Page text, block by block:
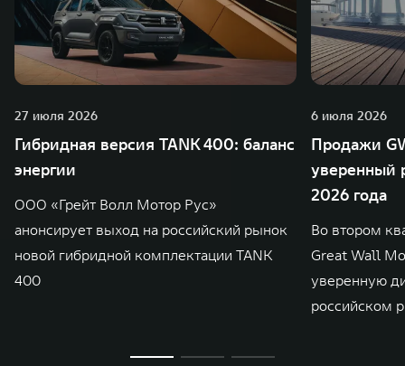
27 июля 2026
Гибридная версия TANK 400: баланс
энергии
ООО «Грейт Волл Мотор Рус»
анонсирует выход на российский рынок
новой гибридной комплектации TANK
400
6 июля 2026
Продажи
уверенный
2026 года
Во втором
Great Wall
уверенную
российском